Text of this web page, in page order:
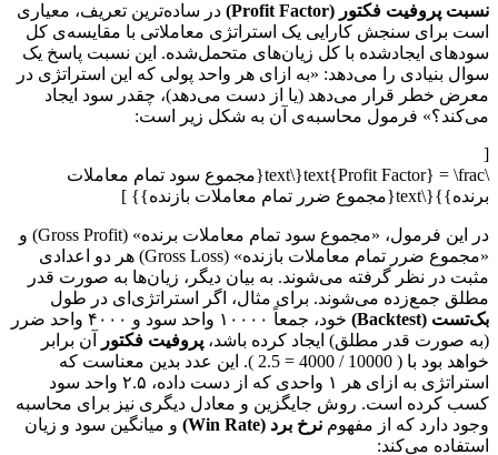
نسبت پروفیت فکتور (Profit Factor)
در ساده‌ترین تعریف، معیاری
است برای سنجش کارایی یک استراتژی معاملاتی با مقایسه‌ی کل
سودهای ایجادشده با کل زیان‌های متحمل‌شده. این نسبت پاسخ یک
سوال بنیادی را می‌دهد: «به ازای هر واحد پولی که این استراتژی در
معرض خطر قرار می‌دهد (یا از دست می‌دهد)، چقدر سود ایجاد
می‌کند؟» فرمول محاسبه‌ی آن به شکل زیر است:
[
\text{Profit Factor} = \frac{\text{مجموع سود تمام معاملات
برنده}}{\text{مجموع ضرر تمام معاملات بازنده}} ]
در این فرمول، «مجموع سود تمام معاملات برنده» (Gross Profit) و
«مجموع ضرر تمام معاملات بازنده» (Gross Loss) هر دو اعدادی
مثبت در نظر گرفته می‌شوند. به بیان دیگر، زیان‌ها به صورت قدر
مطلق جمع‌زده می‌شوند. برای مثال، اگر استراتژی‌ای در طول
بک‌تست (Backtest)
خود، جمعاً ۱۰۰۰۰ واحد سود و ۴۰۰۰ واحد ضرر
(به صورت قدر مطلق) ایجاد کرده باشد، پروفیت فکتور
آن برابر
خواهد بود با ( 10000 / 4000 = 2.5 ). این عدد بدین معناست که
استراتژی به ازای هر ۱ واحدی که از دست داده، ۲.۵ واحد سود
کسب کرده است. روش جایگزین و معادل دیگری نیز برای محاسبه
وجود دارد که از مفهوم نرخ برد (Win Rate)
و میانگین سود و زیان
استفاده می‌کند: